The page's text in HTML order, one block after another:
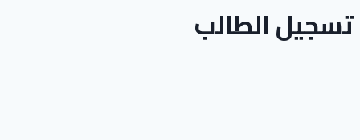
تسجيل الطالب